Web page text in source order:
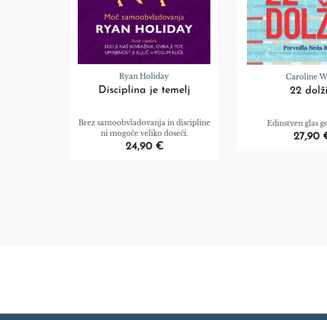
Ryan Holiday
Disciplina je temelj
Brez samoobvladovanja in discipline
ni mogoče veliko doseči.
24,90 €
Caroline
22
Edinstven glas
27,90